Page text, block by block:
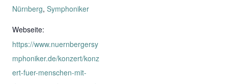
Nürnberg, Symphoniker
Webseite:
https://www.nuernbergersy
mphoniker.de/konzert/konz
ert-fuer-menschen-mit-